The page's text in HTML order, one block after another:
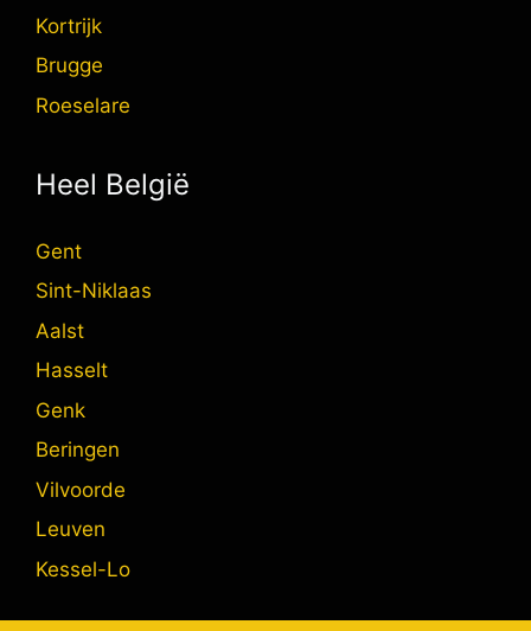
Kortrijk
Brugge
Roeselare
Heel België
Gent
Sint-Niklaas
Aalst
Hasselt
Genk
Beringen
Vilvoorde
Leuven
Kessel-Lo